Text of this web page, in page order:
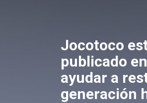
Jocotoco
publicado en
ayudar a
generación